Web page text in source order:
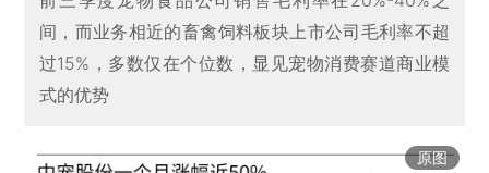
间，而业务相近的畜禽饲料板块上市公司毛利率不超
过15%，多数仅在个位数，显见宠物消费赛道商业模
式的优势
原图